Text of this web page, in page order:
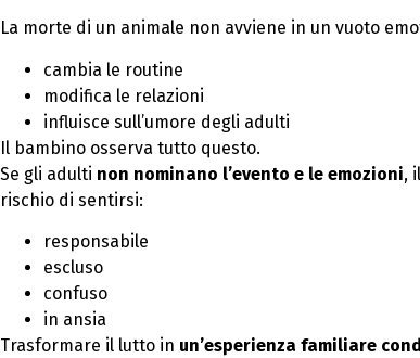
La morte di un animale non avviene in un vuoto
cambia le routine
modifica le relazioni
influisce sull’umore degli adulti
Il bambino osserva tutto questo.
Se gli adulti non nominano l’evento e le emozioni,
rischio di sentirsi:
responsabile
escluso
confuso
in ansia
Trasformare il lutto in un’esperienza familiare